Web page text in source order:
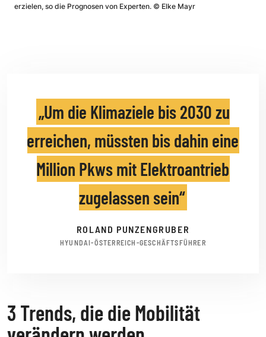
erzielen, so die Prognosen von Experten. © Elke Mayr
Um die Klimaziele bis 2030 zu
erreichen, müssten bis dahin eine
Million Pkws mit Elektroantrieb
zugelassen sein
ROLAND PUNZENGRUBER
HYUNDAI-ÖSTERREICH-GESCHÄFTSFÜHRER
3 Trends, die die Mobilität